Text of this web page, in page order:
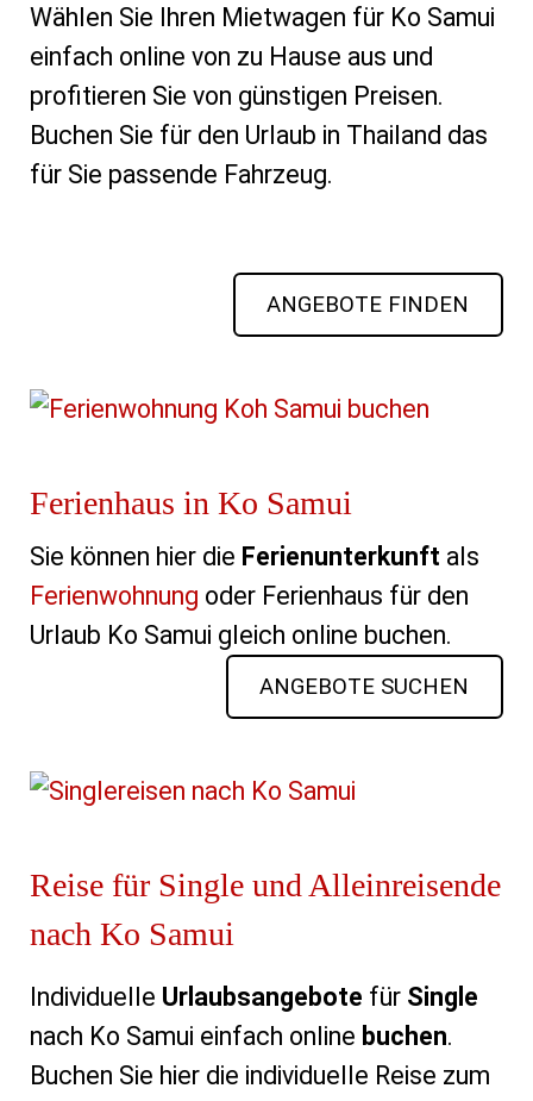
Wählen Sie Ihren Mietwagen für Ko Samui
einfach online von zu Hause aus und
profitieren Sie von günstigen Preisen.
Buchen Sie für den Urlaub in Thailand das
für Sie passende Fahrzeug.
ANGEBOTE FINDEN
Ferienhaus in Ko Samui
Sie können hier die Ferienunterkunft als
Ferienwohnung oder Ferienhaus für den
Urlaub Ko Samui gleich online buchen.
ANGEBOTE SUCHEN
Reise für Single und Alleinreisende
nach Ko Samui
Individuelle Urlaubsangebote für Single
nach Ko Samui einfach online buchen.
Buchen Sie hier die individuelle Reise zum